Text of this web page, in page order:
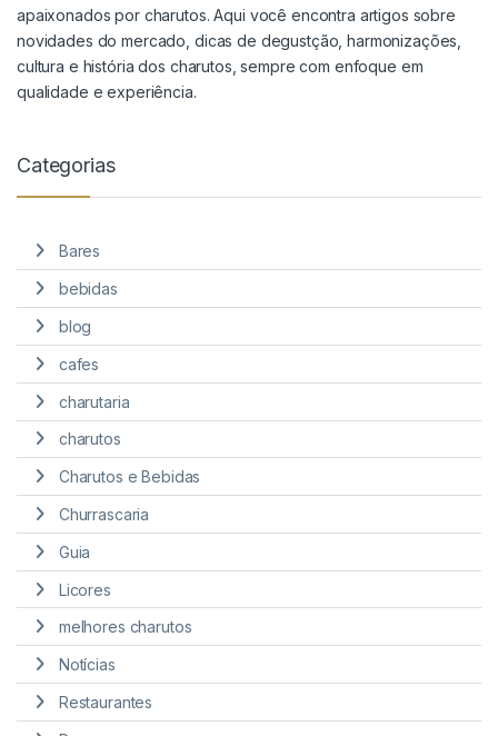
apaixonados por charutos. Aqui você encontra artigos sobre
novidades do mercado, dicas de degustção, harmonizações,
cultura e história dos charutos, sempre com enfoque em
qualidade e experiência.
Categorias
Bares
bebidas
blog
cafes
charutaria
charutos
Charutos e Bebidas
Churrascaria
Guia
Licores
melhores charutos
Notícias
Restaurantes